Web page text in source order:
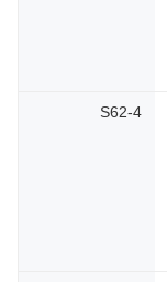
S62-4